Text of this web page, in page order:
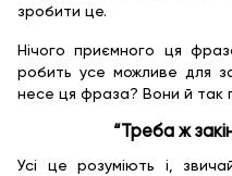
зробити це.
Нічого приємного ця
робить усе можливе для
несе ця фраза? Вони й так
“Треба ж
Усі це розуміють і,